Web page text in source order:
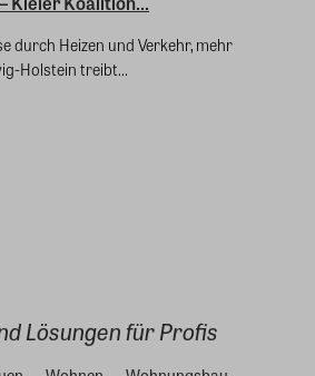
durch Heizen und Verkehr, mehr
Holstein treibt...
Lösungen für Profis